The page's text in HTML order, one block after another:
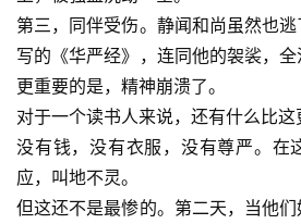
第三，同伴受伤。静闻和尚虽然也
写的《华严经》，连同他的袈裟，全
更重要的是，精神崩溃了。
对于一个读书人来说，还有什么比这
没有钱，没有衣服，没有尊严。在
应，叫地不灵。
但这还不是最惨的。第二天，当他